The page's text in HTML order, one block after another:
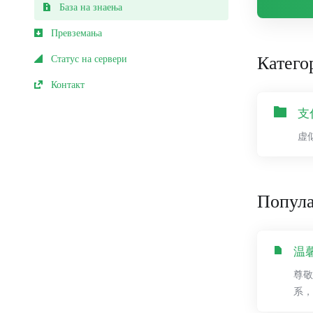
База на знаења
Превземања
Статус на сервери
Контакт
支
虚
温
尊
系